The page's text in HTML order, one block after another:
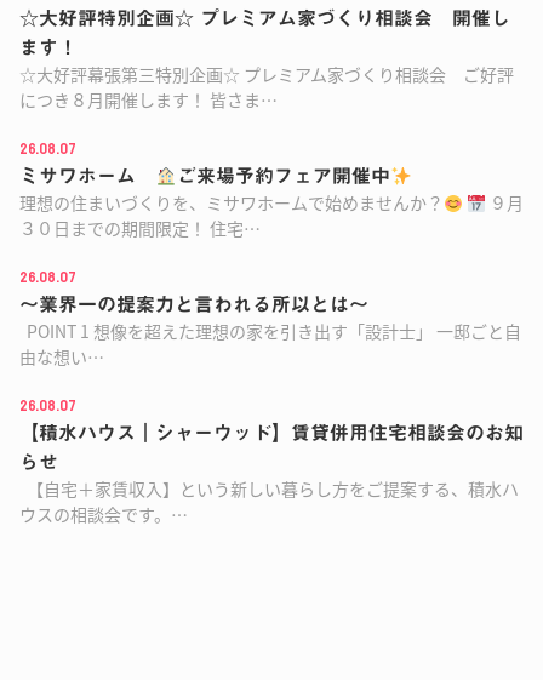
☆大好評特別企画☆ プレミアム家づくり相談会 開催し
ます！
☆大好評幕張第三特別企画☆ プレミアム家づくり相談会 ご好評
につき８月開催します！ 皆さま…
26.08.07
ミサワホーム
ご来場予約フェア開催中
理想の住まいづくりを、ミサワホームで始めませんか？
９月
３０日までの期間限定！ 住宅…
26.08.07
～業界一の提案力と言われる所以とは～
POINT 1 想像を超えた理想の家を引き出す「設計士」 一邸ごと自
由な想い…
26.08.07
【積水ハウス｜シャーウッド】賃貸併用住宅相談会のお知
らせ
【自宅＋家賃収入】という新しい暮らし方をご提案する、積水ハ
ウスの相談会です。…